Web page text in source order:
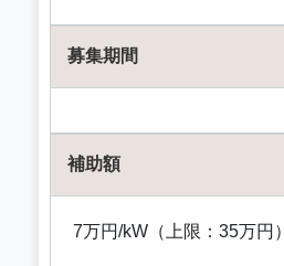
募集期間
補助額
7万円/kW（上限：35万円）